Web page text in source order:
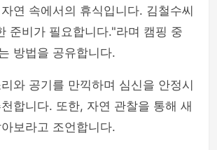
연 속에서의 휴식입니다. 김철수씨
준비가 필요합니다."라며 캠핑 중
방법을 공유합니다.
와 공기를 만끽하며 심신을 안정시
합니다. 또한, 자연 관찰을 통해 새
보라고 조언합니다.